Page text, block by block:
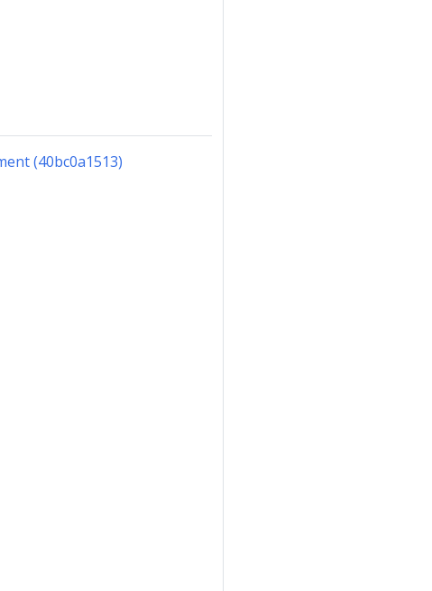
(40bc0a1513)